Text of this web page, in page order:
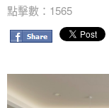
點擊數：1565